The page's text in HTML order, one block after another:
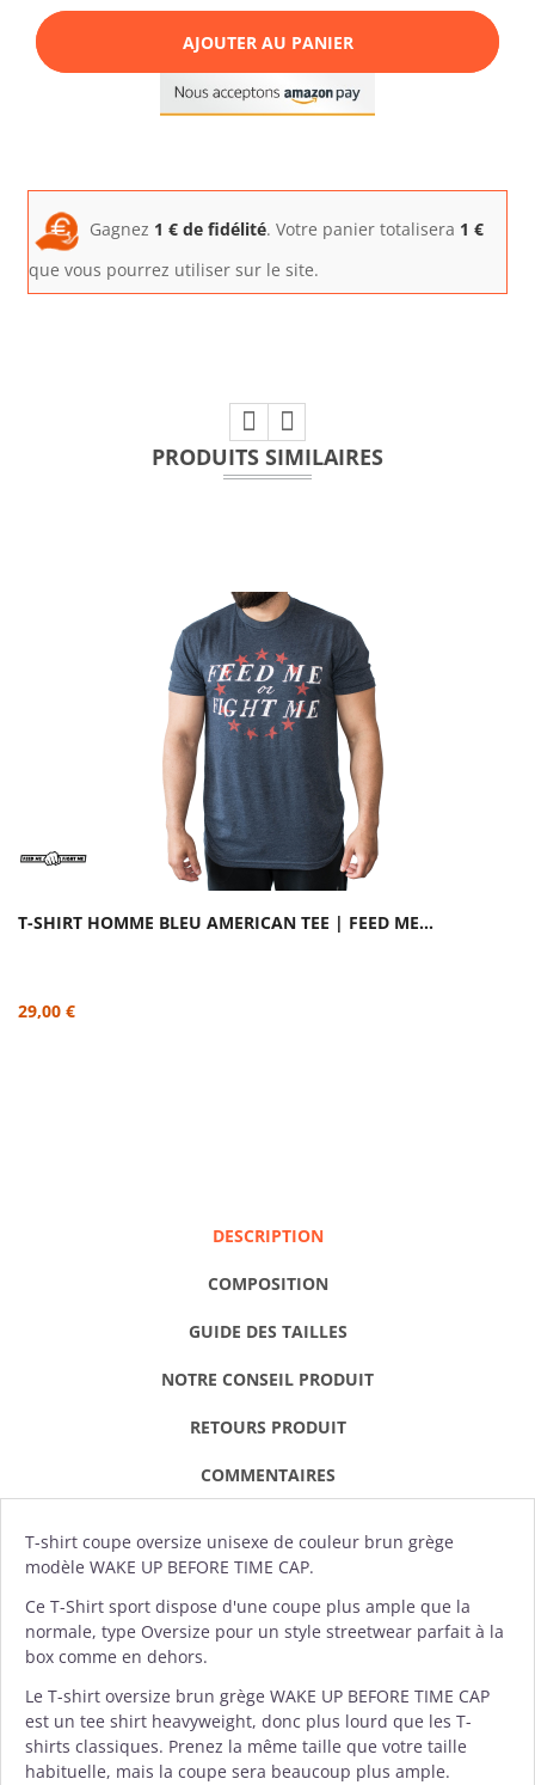
AJOUTER AU PANIER
Gagnez 1 € de fidélité. Votre panier totalisera 1 €
que vous pourrez utiliser sur le site.
PRODUITS SIMILAIRES
T-SHIRT HOMME BLEU AMERICAN TEE | FEED ME...
29,00 €
DESCRIPTION
COMPOSITION
GUIDE DES TAILLES
NOTRE CONSEIL PRODUIT
RETOURS PRODUIT
COMMENTAIRES
T-shirt coupe oversize unisexe de couleur brun grège
modèle WAKE UP BEFORE TIME CAP.
Ce T-Shirt sport dispose d'une coupe plus ample que la
normale, type Oversize pour un style streetwear parfait à la
box comme en dehors.
Le T-shirt oversize brun grège WAKE UP BEFORE TIME CAP
est un tee shirt heavyweight, donc plus lourd que les T-
shirts classiques. Prenez la même taille que votre taille
habituelle, mais la coupe sera beaucoup plus ample.